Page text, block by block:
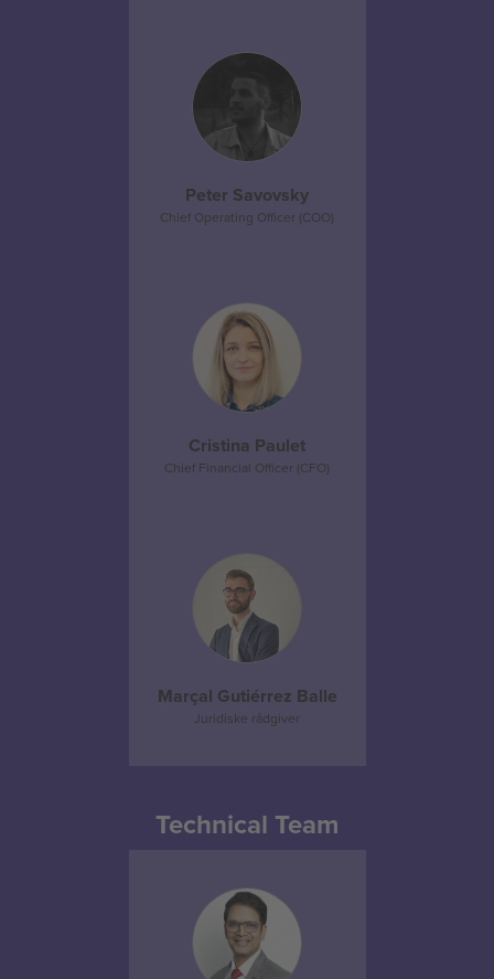
Peter Savovsky
Chief Operating Officer (COO)
Cristina Paulet
Chief Financial Officer (CFO)
Marçal Gutiérrez Balle
Juridiske rådgiver
Technical Team